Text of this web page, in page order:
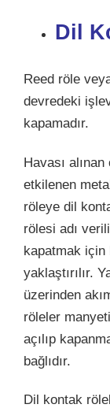
Dil
Reed röle
devredeki
kapamadır.
Havası
etkilenen
röleye dil
rölesi adı
kapatmak için
yaklaştırılır.
üzerinden
röleler
açılıp
bağlıdır.
Dil kontak